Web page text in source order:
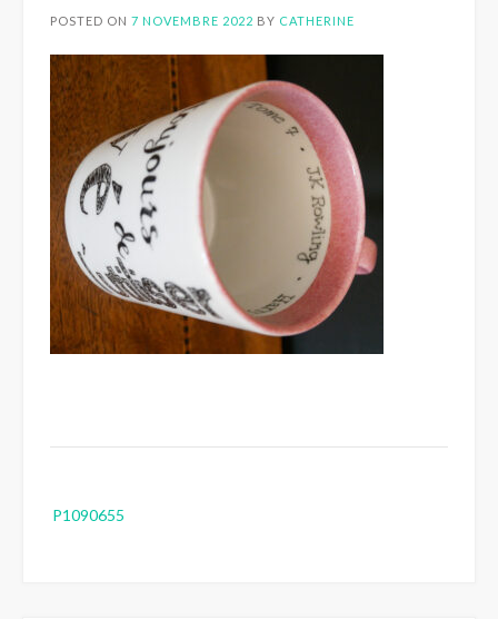
POSTED ON 7 NOVEMBRE 2022 BY CATHERINE
navigation
P1090655